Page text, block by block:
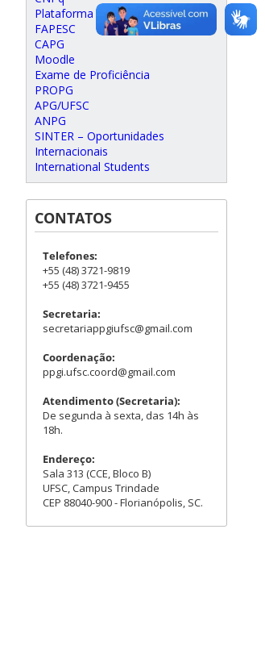
Plataforma Lattes
FAPESC
CAPG
Moodle
Exame de Proficiência
PROPG
APG/UFSC
ANPG
SINTER – Oportunidades
Internacionais
International Students
CONTATOS
Telefones:
+55 (48) 3721-9819
+55 (48) 3721-9455
Secretaria:
secretariappgiufsc@gmail.com
Coordenação:
ppgi.ufsc.coord@gmail.com
Atendimento (Secretaria):
De segunda à sexta, das 14h às
18h.
Endereço:
Sala 313 (CCE, Bloco B)
UFSC, Campus Trindade
CEP 88040-900 - Florianópolis, SC.